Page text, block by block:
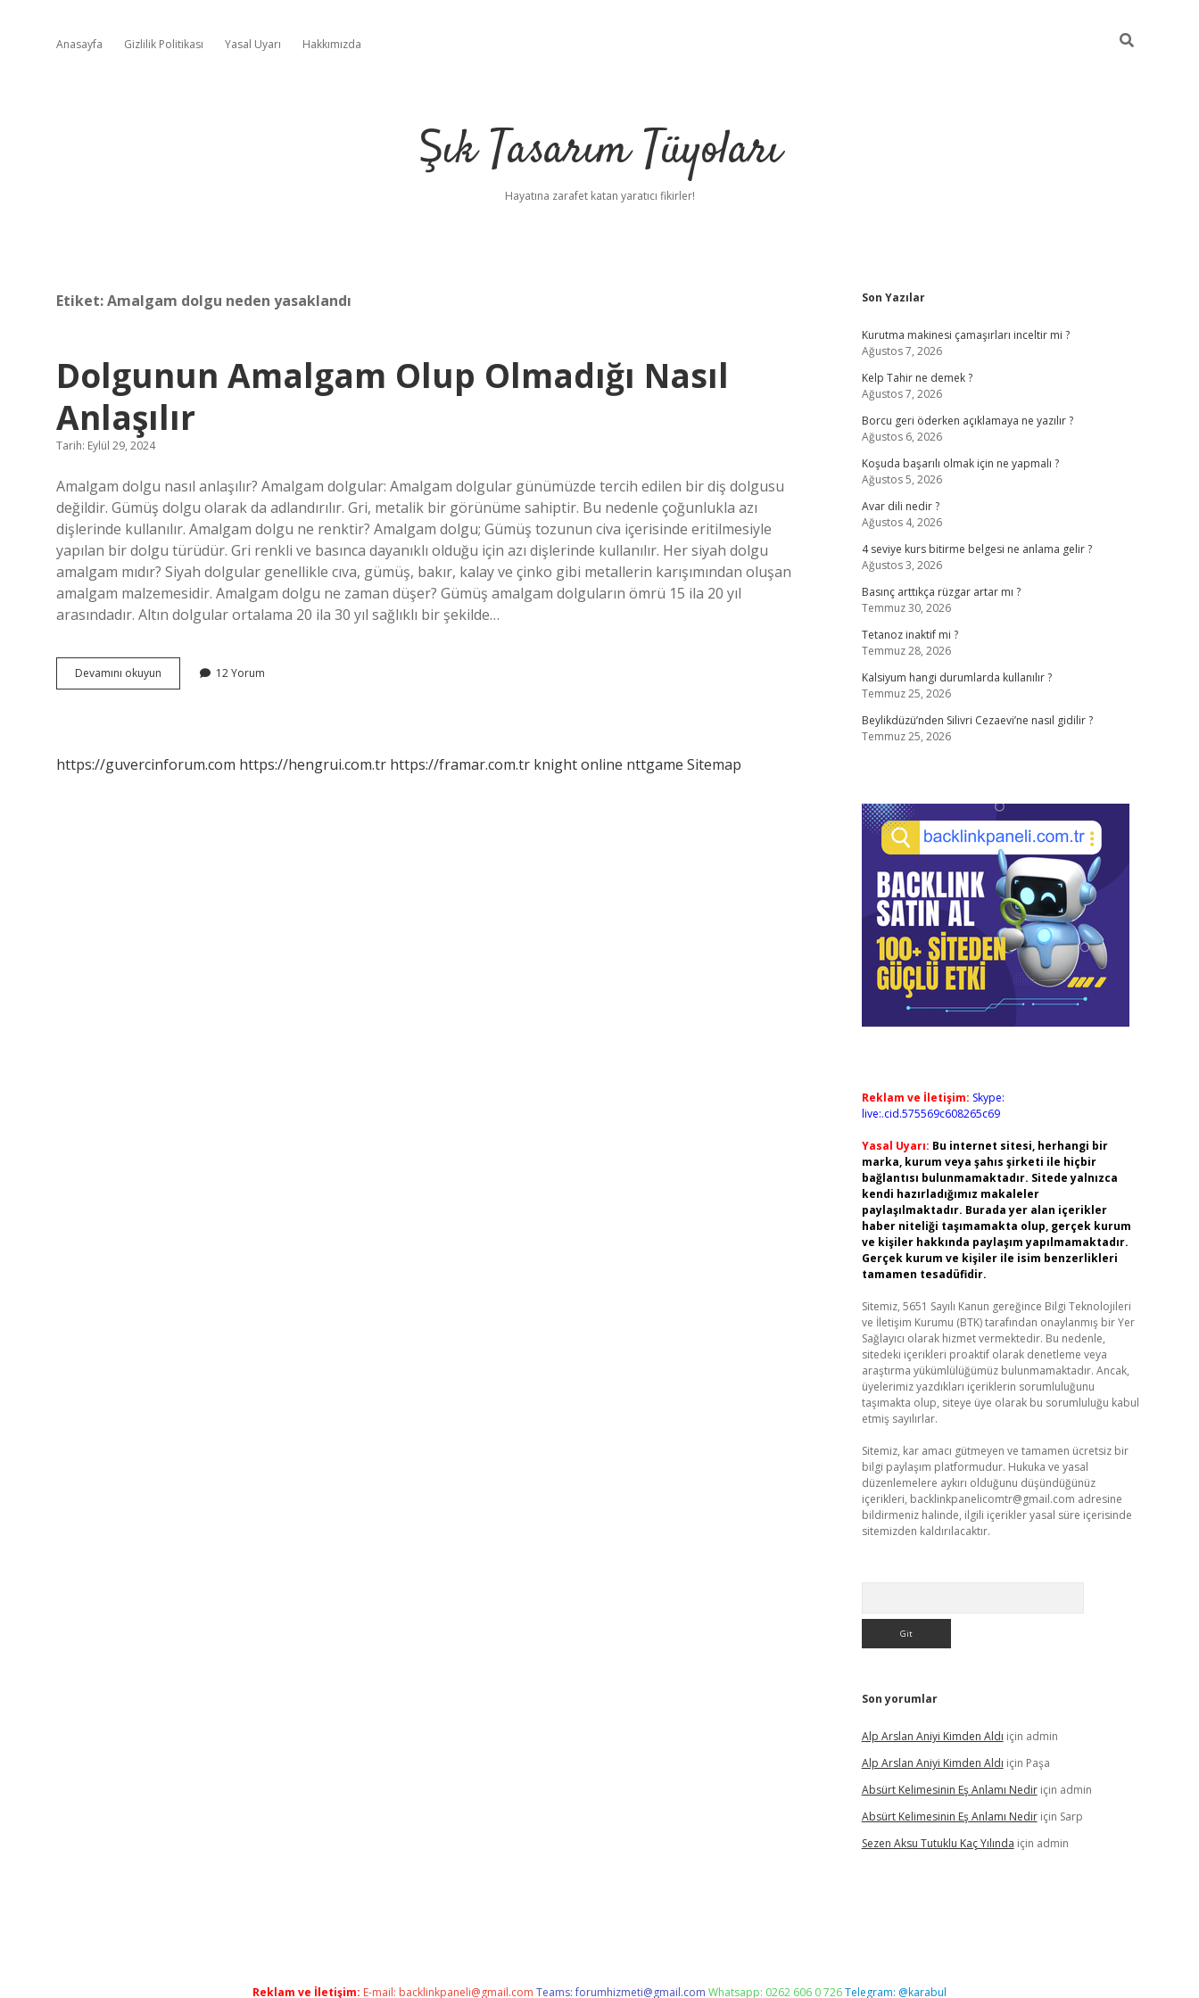
Anasayfa Gizlilik Politikası Yasal Uyarı Hakkımızda
Şık Tasarım Tüyoları
Hayatına zarafet katan yaratıcı fikirler!
Etiket:Amalgam dolgu neden yasaklandı
Dolgunun Amalgam Olup Olmadığı Nasıl
Anlaşılır
Tarih: Eylül 29, 2024
Amalgam dolgu nasıl anlaşılır? Amalgam dolgular: Amalgam dolgular günümüzde tercih edilen bir diş dolgusu
değildir. Gümüş dolgu olarak da adlandırılır. Gri, metalik bir görünüme sahiptir. Bu nedenle çoğunlukla azı
dişlerinde kullanılır. Amalgam dolgu ne renktir? Amalgam dolgu; Gümüş tozunun civa içerisinde eritilmesiyle
yapılan bir dolgu türüdür. Gri renkli ve basınca dayanıklı olduğu için azı dişlerinde kullanılır. Her siyah dolgu
amalgam mıdır? Siyah dolgular genellikle cıva, gümüş, bakır, kalay ve çinko gibi metallerin karışımından oluşan
amalgam malzemesidir. Amalgam dolgu ne zaman düşer? Gümüş amalgam dolguların ömrü 15 ila 20 yıl
arasındadır. Altın dolgular ortalama 20 ila 30 yıl sağlıklı bir şekilde…
Devamını okuyun Dolgunun
Amalgam
12 Yorum
https://guvercinforum.com https://hengrui.com.tr https://framar.com.tr knight online nttgame Sitemap
Sidebar
Son Yazılar
Kurutma makinesi çamaşırları inceltir mi ?
Ağustos 7, 2026
Kelp Tahir ne demek ?
Ağustos 7, 2026
Borcu geri öderken açıklamaya ne yazılır ?
Ağustos 6, 2026
Koşuda başarılı olmak için ne yapmalı ?
Ağustos 5, 2026
Avar dili nedir ?
Ağustos 4, 2026
4 seviye kurs bitirme belgesi ne anlama gelir ?
Ağustos 3, 2026
Basınç arttıkça rüzgar artar mı ?
Temmuz 30, 2026
Tetanoz inaktif mi ?
Temmuz 28, 2026
Kalsiyum hangi durumlarda kullanılır ?
Temmuz 25, 2026
Beylikdüzü’nden Silivri Cezaevi’ne nasıl gidilir ?
Temmuz 25, 2026
Reklam ve İletişim: Skype:
live:.cid.575569c608265c69
Yasal Uyarı: Bu internet sitesi, herhangi bir
marka, kurum veya şahıs şirketi ile hiçbir
bağlantısı bulunmamaktadır. Sitede yalnızca
kendi hazırladığımız makaleler
paylaşılmaktadır. Burada yer alan içerikler
haber niteliği taşımamakta olup, gerçek kurum
ve kişiler hakkında paylaşım yapılmamaktadır.
Gerçek kurum ve kişiler ile isim benzerlikleri
tamamen tesadüfidir.
Sitemiz, 5651 Sayılı Kanun gereğince Bilgi Teknolojileri
ve İletişim Kurumu (BTK) tarafından onaylanmış bir Yer
Sağlayıcı olarak hizmet vermektedir. Bu nedenle,
sitedeki içerikleri proaktif olarak denetleme veya
araştırma yükümlülüğümüz bulunmamaktadır. Ancak,
üyelerimiz yazdıkları içeriklerin sorumluluğunu
taşımakta olup, siteye üye olarak bu sorumluluğu kabul
etmiş sayılırlar.
Sitemiz, kar amacı gütmeyen ve tamamen ücretsiz bir
bilgi paylaşım platformudur. Hukuka ve yasal
düzenlemelere aykırı olduğunu düşündüğünüz
içerikleri, backlinkpanelicomtr@gmail.com adresine
bildirmeniz halinde, ilgili içerikler yasal süre içerisinde
sitemizden kaldırılacaktır.
Son yorumlar
Alp Arslan Aniyi Kimden Aldı için admin
Alp Arslan Aniyi Kimden Aldı için Paşa
Absürt Kelimesinin Eş Anlamı Nediriçin admin
Absürt Kelimesinin Eş Anlamı Nediriçin Sarp
Sezen Aksu Tutuklu Kaç Yılında için admin
Reklam ve İletişim: E-mail: backlinkpaneli@gmail.com Teams:forumhizmeti@gmail.com Whatsapp: 0262 606 0 726Telegram: @karabul